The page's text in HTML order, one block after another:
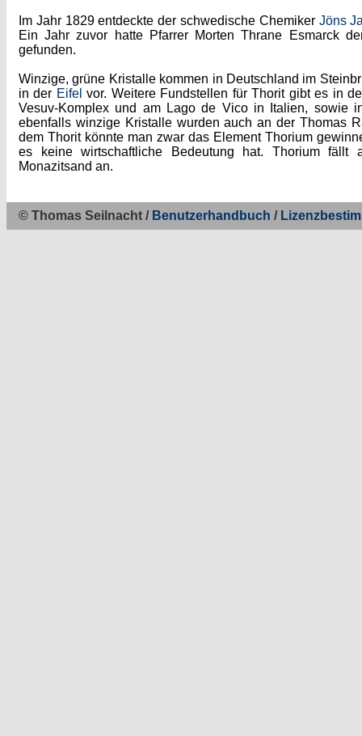
Im Jahr 1829 entdeckte der schwedische Chemiker Jöns
Ein Jahr zuvor hatte Pfarrer Morten Thrane Esmarck
gefunden.
Winzige, grüne Kristalle kommen in Deutschland im
in der Eifel vor. Weitere Fundstellen für Thorit gibt es in
Vesuv-Komplex und am Lago de Vico in Italien, sowie
ebenfalls winzige Kristalle wurden auch an der Thomas
dem Thorit könnte man zwar das Element Thorium
es keine wirtschaftliche Bedeutung hat. Thorium fällt
Monazitsand an.
© Thomas Seilnacht / Benutzerhandbuch /